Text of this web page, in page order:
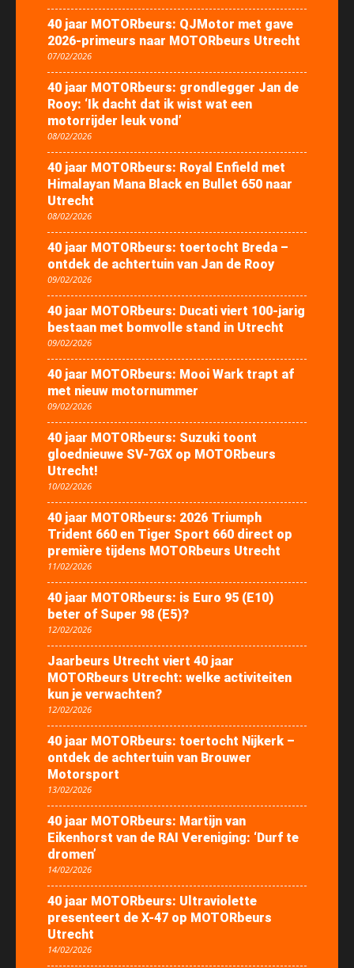
40 jaar MOTORbeurs: QJMotor met gave
2026-primeurs naar MOTORbeurs Utrecht
07/02/2026
40 jaar MOTORbeurs: grondlegger Jan de
Rooy: ‘Ik dacht dat ik wist wat een
motorrijder leuk vond’
08/02/2026
40 jaar MOTORbeurs: Royal Enfield met
Himalayan Mana Black en Bullet 650 naar
Utrecht
08/02/2026
40 jaar MOTORbeurs: toertocht Breda –
ontdek de achtertuin van Jan de Rooy
09/02/2026
40 jaar MOTORbeurs: Ducati viert 100-jarig
bestaan met bomvolle stand in Utrecht
09/02/2026
40 jaar MOTORbeurs: Mooi Wark trapt af
met nieuw motornummer
09/02/2026
40 jaar MOTORbeurs: Suzuki toont
gloednieuwe SV-7GX op MOTORbeurs
Utrecht!
10/02/2026
40 jaar MOTORbeurs: 2026 Triumph
Trident 660 en Tiger Sport 660 direct op
première tijdens MOTORbeurs Utrecht
11/02/2026
40 jaar MOTORbeurs: is Euro 95 (E10)
beter of Super 98 (E5)?
12/02/2026
Jaarbeurs Utrecht viert 40 jaar
MOTORbeurs Utrecht: welke activiteiten
kun je verwachten?
12/02/2026
40 jaar MOTORbeurs: toertocht Nijkerk –
ontdek de achtertuin van Brouwer
Motorsport
13/02/2026
40 jaar MOTORbeurs: Martijn van
Eikenhorst van de RAI Vereniging: ‘Durf te
dromen’
14/02/2026
40 jaar MOTORbeurs: Ultraviolette
presenteert de X-47 op MOTORbeurs
Utrecht
14/02/2026